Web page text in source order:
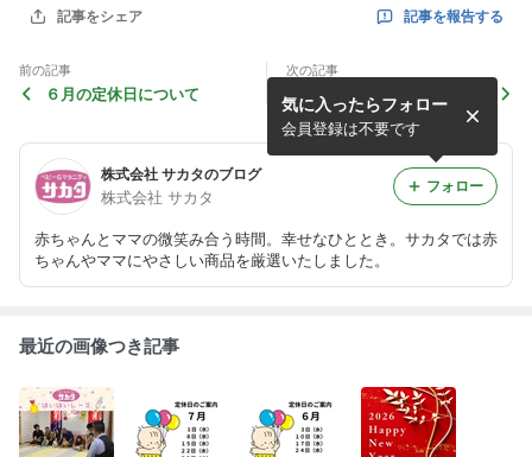
記事をシェア 記事を報告する
前の記事
６月の定休日について
次の記事
2026年 明けましておめで
とうございます！！
株式会社 サカタのブログ
株式会社 サカタ
赤ちゃんとママの微笑み合う時間。幸せなひととき。サカタでは赤
ちゃんやママにやさしい商品を厳選いたしました。
気に入ったらフォロー
会員登録は不要です
フォロー
最近の画像つき記事